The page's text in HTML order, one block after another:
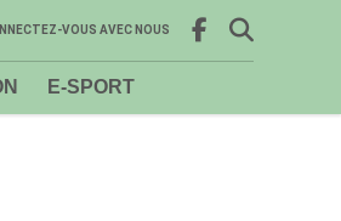
VOUS AVEC NOUS
E-SPORT